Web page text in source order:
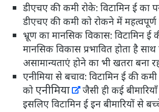
डीएचए की कमी रोके: विटामिन ई का
डीएचए की कमी को रोकने में महत्वपूर्ण
भ्रूण का मानसिक विकास: विटामिन ई
मानसिक विकास प्रभावित होता है साथ
असामान्यताएं होने का भी खतरा बना
एनीमिया से बचाव: विटामिन ई की
को एनीमिया
जैसी ही कई
इसलिए विटामिन ई इन बीमारियों से